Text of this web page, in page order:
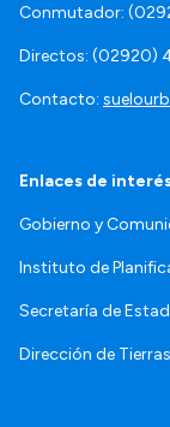
Conmutador:
Directos: (02920)
Contacto:
Enlaces de
Gobierno y
Instituto de
Secretaría de
Dirección de Tierras